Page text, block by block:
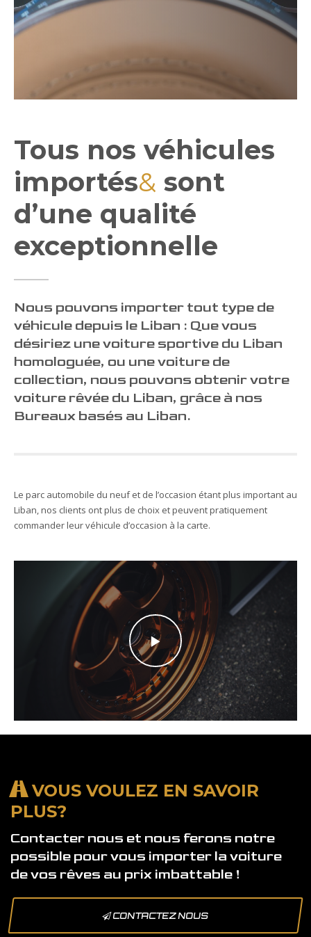
Tous nos véhicules
importés& sont
d’une qualité
exceptionnelle
Nous pouvons importer tout type de
véhicule depuis le Liban : Que vous
désiriez une voiture sportive du Liban
homologuée, ou une voiture de
collection, nous pouvons obtenir votre
voiture rêvée du Liban, grâce à nos
Bureaux basés au Liban.
Le parc automobile du neuf et de l’occasion étant plus important au
Liban, nos clients ont plus de choix et peuvent pratiquement
commander leur véhicule d’occasion à la carte.
VOUS VOULEZ EN SAVOIR
PLUS?
Contacter nous et nous ferons notre
possible pour vous importer la voiture
de vos rêves au prix imbattable !
CONTACTEZ NOUS